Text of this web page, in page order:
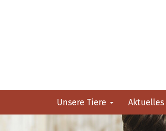
Unsere Tiere Aktuelles